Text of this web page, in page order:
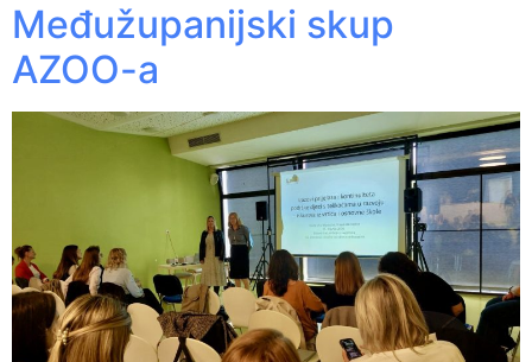
Međužupanijski skup
AZOO-a